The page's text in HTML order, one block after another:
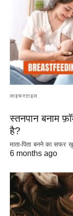
लाइफस्टाइल
स्तनपान बनाम
है?
माता-पिता बनने का
6 months ago